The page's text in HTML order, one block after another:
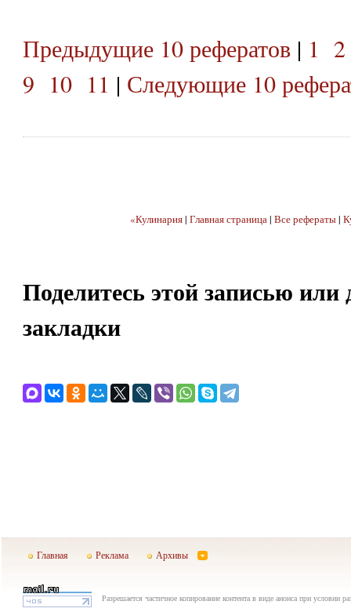
Предыдущие 10 рефератов | 1
2
9 10 11 | Следующие 10
«Кулинария| Главная страница| Все рефераты|
Поделитесь этой записью или
закладки
Главная Реклама Архивы
Разрешается частичное копирование контента в виде анонса при условии